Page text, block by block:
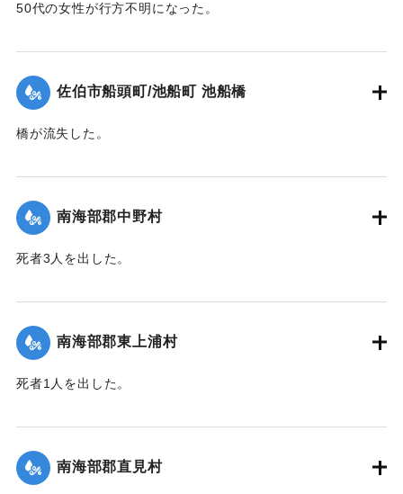
50代の女性が行方不明になった。
｜固有コード: 00481065
佐伯市船頭町/池船町 池船橋
橋が流失した。
｜固有コード: 00481066
南海部郡中野村
死者3人を出した。
｜固有コード: 00481058
南海部郡東上浦村
死者1人を出した。
｜固有コード: 00481059
南海部郡直見村